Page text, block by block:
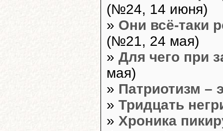
(№24, 14 июня)
» Они всё-таки
(№21, 24 мая)
» Для чего при
мая)
» Патриотизм –
» Тридцать
» Хроника